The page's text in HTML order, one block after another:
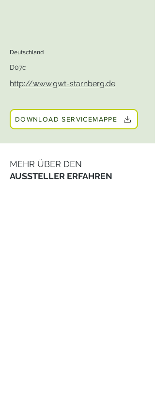
Deutschland
D07c
http://www.gwt-starnberg.de
DOWNLOAD SERVICEMAPPE
MEHR ÜBER DEN
AUSSTELLER ERFAHREN